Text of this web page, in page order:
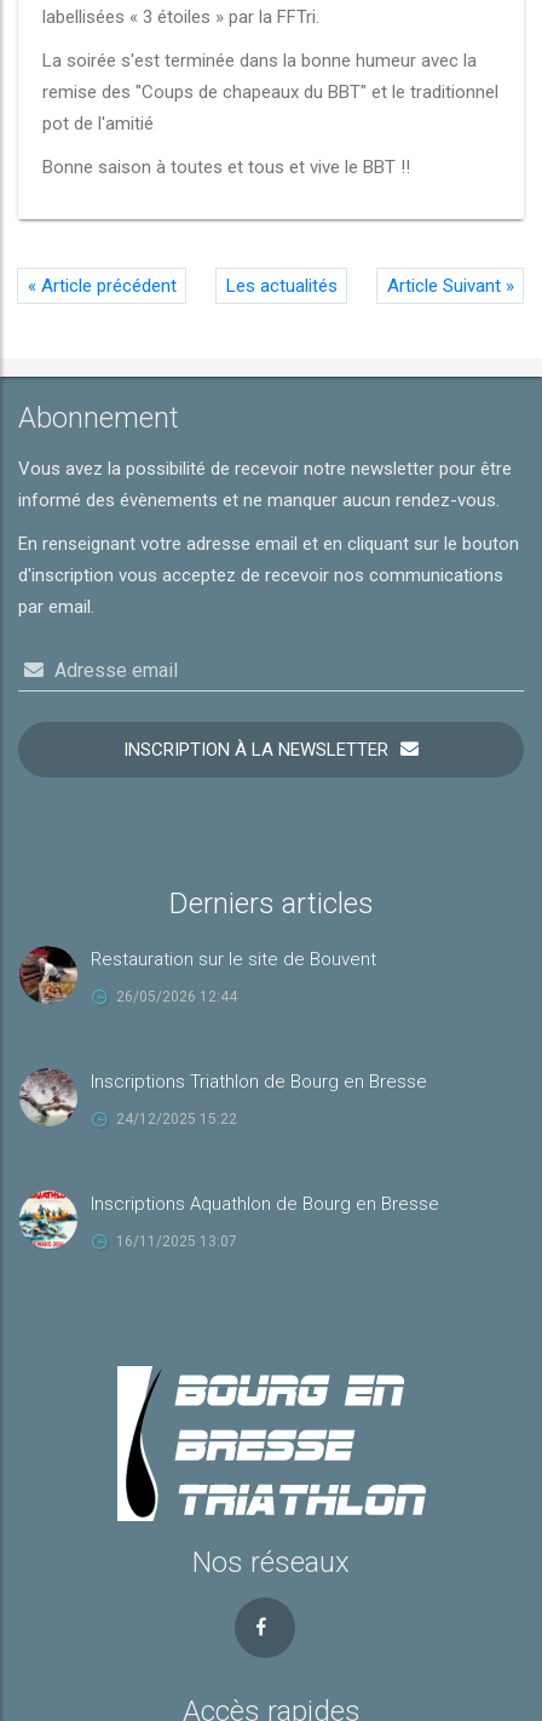
labellisées « 3 étoiles » par la FFTri.
La soirée s'est terminée dans la bonne humeur avec la
remise des "Coups de chapeaux du BBT" et le traditionnel
pot de l'amitié
Bonne saison à toutes et tous et vive le BBT !!
«Article précédent Les actualités Article Suivant »
Abonnement
Vous avez la possibilité de recevoir notre newsletter pour être
informé des évènements et ne manquer aucun rendez-vous.
En renseignant votre adresse email et en cliquant sur le bouton
d'inscription vous acceptez de recevoir nos communications
par email.
Adresse email
INSCRIPTION À LA NEWSLETTER
Derniers articles
Restauration sur le site de Bouvent
26/05/2026 12:44
Inscriptions Triathlon de Bourg en Bresse
24/12/2025 15:22
Inscriptions Aquathlon de Bourg en Bresse
16/11/2025 13:07
Nos réseaux
Accès rapides